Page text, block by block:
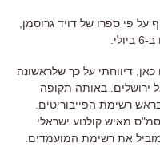
על פי ספרו של דויד גרוסמן,
דיווחתי על כך שלראשונה
באותה תקופה
רשימת הפייבוריטים.
מאיש קולנוע ישראלי
את רשימת המועמדים.